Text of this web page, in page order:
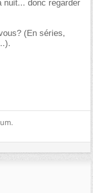
nuit... donc regarder
(En séries,